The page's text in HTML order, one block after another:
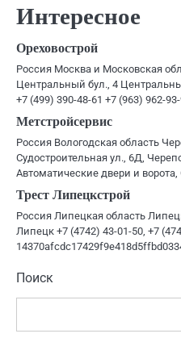
записям
Интересное
Ореховострой
Россия Москва и Московская
Центральный бул., 4
+7 (499) 390-48-61 +7 (963) 962-
Метстройсервис
Россия Вологодская область
Судостроительная ул., 6Д,
Автоматические двери и
Трест Липецкстрой
Россия Липецкая область
Липецк +7 (4742) 43-01-50, +7
Поиск